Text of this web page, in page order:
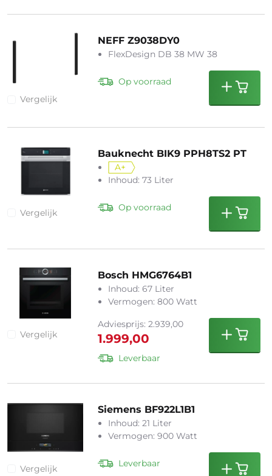
Vergelijk
NEFF Z9038DY0
FlexDesign DB 38 MW 38
Op voorraad
Vergelijk
Bauknecht BIK9 PPH8TS2 PT
A+
Inhoud: 73 Liter
Op voorraad
Vergelijk
Bosch HMG6764B1
Inhoud: 67 Liter
Vermogen: 800 Watt
Adviesprijs: 2.939,00
1.999,00
Leverbaar
Vergelijk
Siemens BF922L1B1
Inhoud: 21 Liter
Vermogen: 900 Watt
Leverbaar